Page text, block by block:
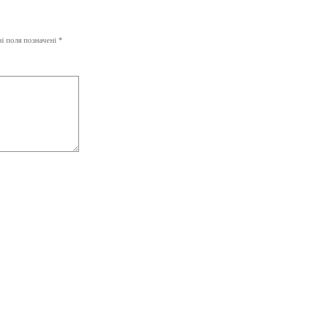
поля позначені *